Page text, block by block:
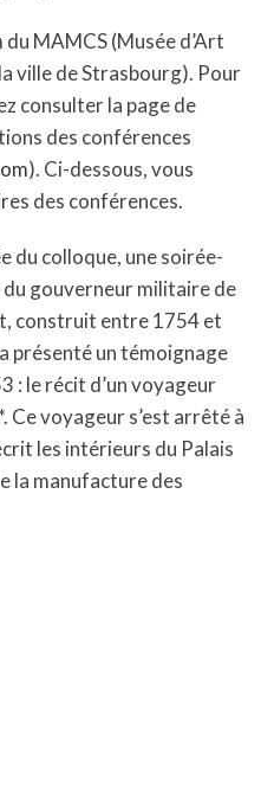
MAMCS (Musée d’Art
ville de Strasbourg). Pour
consulter la page de
des conférences
). Ci-dessous, vous
des conférences.
du colloque, une soirée-
gouverneur militaire de
construit entre 1754 et
présenté un témoignage
: le récit d’un voyageur
Ce voyageur s’est arrêté à
les intérieurs du Palais
la manufacture des